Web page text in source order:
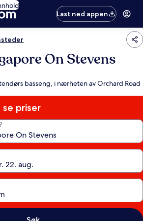
Last ned appen
On Stevens
basseng, i nærheten av Orchard Road
priser